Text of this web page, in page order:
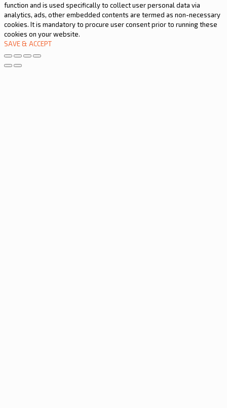
function and is used specifically to collect user personal data via
analytics, ads, other embedded contents are termed as non-necessary
cookies. It is mandatory to procure user consent prior to running these
cookies on your website.
SAVE & ACCEPT